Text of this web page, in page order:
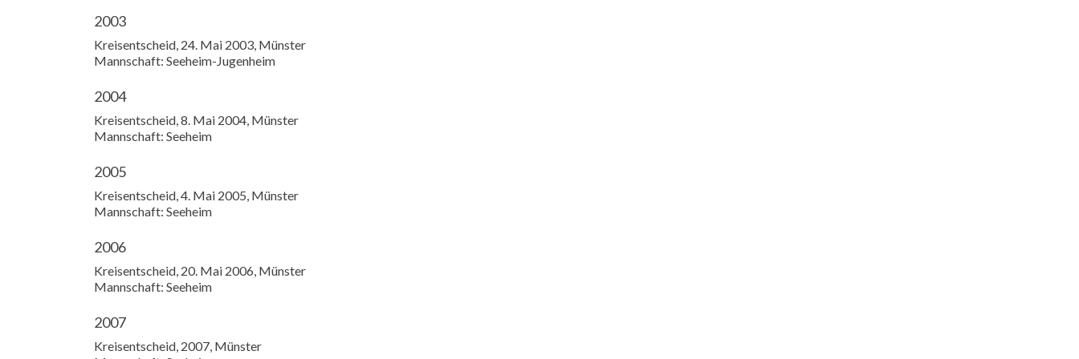
2003
Kreisentscheid, 24. Mai 2003, Münster
Mannschaft: Seeheim-Jugenheim
2004
Kreisentscheid, 8. Mai 2004, Münster
Mannschaft: Seeheim
2005
Kreisentscheid, 4. Mai 2005, Münster
Mannschaft: Seeheim
2006
Kreisentscheid, 20. Mai 2006, Münster
Mannschaft: Seeheim
2007
Kreisentscheid, 2007, Münster